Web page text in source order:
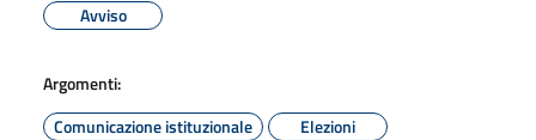
Avviso
Argomenti:
Comunicazione istituzionale
Elezioni